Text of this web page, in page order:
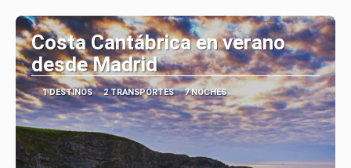
Costa Cantábrica en verano
desde Madrid
1 DESTINOS 2 TRANSPORTES 7 NOCHES